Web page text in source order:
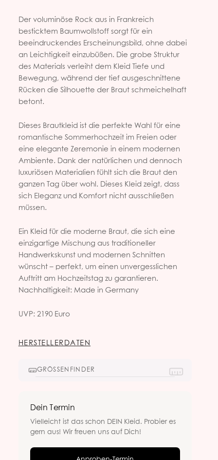
Der voluminöse Rock aus in Frankreich
besticktem Baumwollstoff sorgt für ein
beeindruckendes Erscheinungsbild, ohne dabei
an Leichtigkeit einzubüßen. Die grobe Struktur
des Materials verleiht dem Kleid Tiefe und
Bewegung, während der tief ausgeschnittene
Rücken die Silhouette der Braut schmeichelhaft
betont.
Dieses Brautkleid ist die perfekte Wahl für eine
romantische Sommerhochzeit im Freien oder
eine elegante Zeremonie in einem modernen
Ambiente. Dank der natürlichen und dennoch
luxuriösen Materialien fühlt sich die Braut den
ganzen Tag über wohl. Dieses Kleid zeigt, dass
sich Eleganz und Komfort nicht ausschließen
müssen.
Ein Kleid für die moderne Braut, die sich eine
einzigartige Mischung aus traditioneller
Handwerkskunst und modernen Schnitten
wünscht – perfekt, um einen unvergesslichen
Auftritt am Hochzeitstag zu garantieren.
Nachhaltigkeit: Made in Germany
UVP: 2190 Euro
HERSTELLERDATEN
GRÖSSENFINDER
Dein Termin
Vielleicht ist das schon DEIN Kleid. Probier es
gern aus! Wir freuen uns auf Dich!